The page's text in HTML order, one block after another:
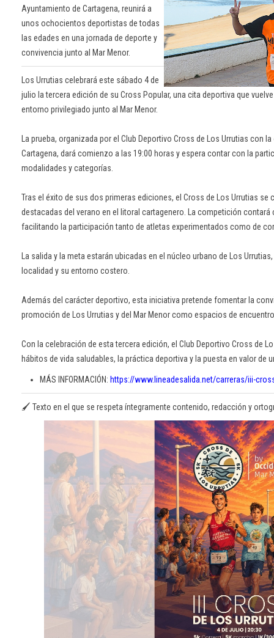
Ayuntamiento de Cartagena, reunirá a
unos ochocientos deportistas de todas
las edades en una jornada de deporte y
convivencia junto al Mar Menor.
Los Urrutias celebrará este sábado 4 de
julio la tercera edición de su Cross Popular, una cita deportiva que
entorno privilegiado junto al Mar Menor.
La prueba, organizada por el Club Deportivo Cross de Los Urrutias con
Cartagena, dará comienzo a las 19:00 horas y espera contar con la
modalidades y categorías.
Tras el éxito de sus dos primeras ediciones, el Cross de Los Urrutias
destacadas del verano en el litoral cartagenero. La competición
facilitando la participación tanto de atletas experimentados como de
La salida y la meta estarán ubicadas en el núcleo urbano de Los
localidad y su entorno costero.
Además del carácter deportivo, esta iniciativa pretende fomentar la
promoción de Los Urrutias y del Mar Menor como espacios de
Con la celebración de esta tercera edición, el Club Deportivo Cross de
hábitos de vida saludables, la práctica deportiva y la puesta en valor de
MÁS INFORMACIÓN: https://www.lineadesalida.net/carreras/iii-
🖌️ Texto en el que se respeta íntegramente contenido, redacción y